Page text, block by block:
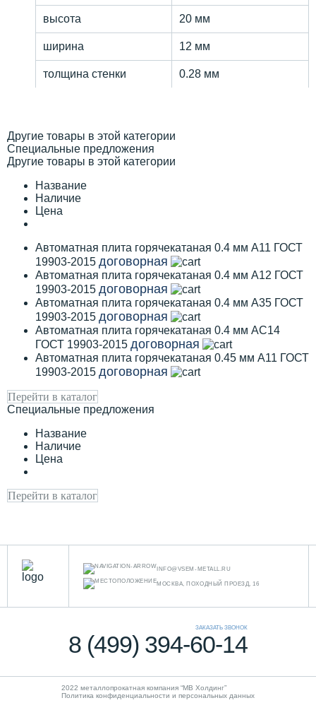
высота 20 мм
ширина 12 мм
толщина стенки 0.28 мм
Другие товары в этой категории
Специальные предложения
Другие товары в этой категории
Название
Наличие
Цена
Автоматная плита горячекатаная 0.4 мм А11 ГОСТ
19903-2015 договорная
Автоматная плита горячекатаная 0.4 мм А12 ГОСТ
19903-2015 договорная
Автоматная плита горячекатаная 0.4 мм А35 ГОСТ
19903-2015 договорная
Автоматная плита горячекатаная 0.4 мм АС14
ГОСТ 19903-2015 договорная
Автоматная плита горячекатаная 0.45 мм А11 ГОСТ
19903-2015 договорная
Перейти в каталог
Специальные предложения
Название
Наличие
Цена
Перейти в каталог
INFO@VSEM-METALL.RU
МОСКВА, ПОХОДНЫЙ ПРОЕЗД, 16
ЗАКАЗАТЬ ЗВОНОК
8 (499) 394-60-14
2022 металлопрокатная компания “MB Холдинг”
Политика конфиденциальности и персональных данных